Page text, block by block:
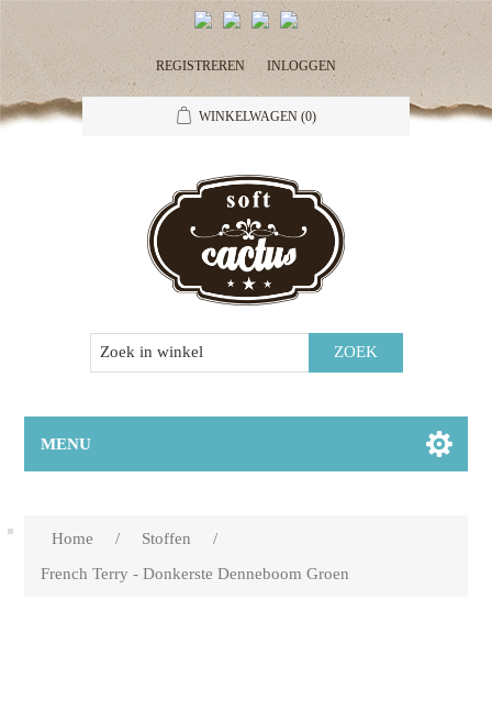
REGISTREREN INLOGGEN
WINKELWAGEN (0)
MENU
Home / Stoffen
/
French Terry - Donkerste Denneboom Groen